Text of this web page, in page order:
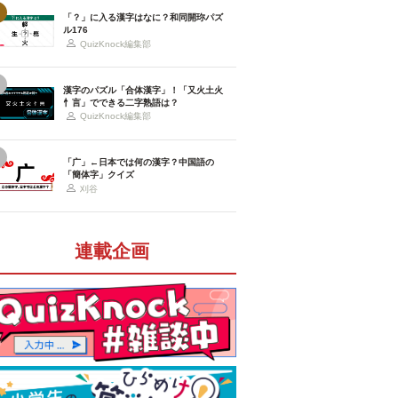
「？」に入る漢字はなに？和同開珎パズ
ル176
QuizKnock編集部
漢字のパズル「合体漢字」！「又火土火
忄言」でできる二字熟語は？
QuizKnock編集部
「广」←日本では何の漢字？中国語の
「簡体字」クイズ
刈谷
連載企画